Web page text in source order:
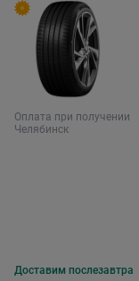
Оплата при получении
Челябинск
Доставим послезавтра